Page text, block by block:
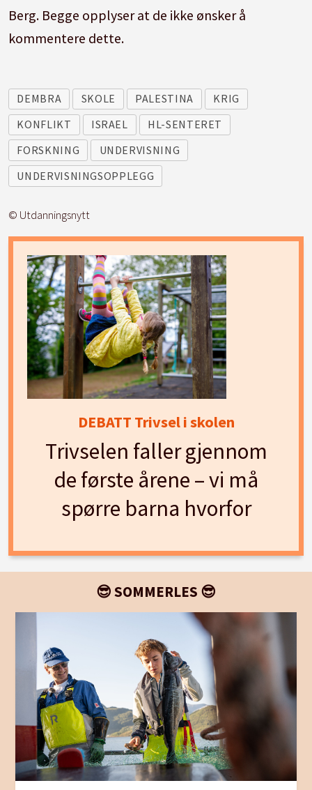
Berg. Begge opplyser at de ikke ønsker å
kommentere dette.
DEMBRA SKOLE PALESTINA
KRIG
KONFLIKT
ISRAEL
HL-SENTERET
FORSKNING
UNDERVISNING
UNDERVISNINGSOPPLEGG
© Utdanningsnytt
DEBATT Trivsel i skolen
Trivselen faller gjennom
de første årene – vi må
spørre barna hvorfor
😎 SOMMERLES 😎